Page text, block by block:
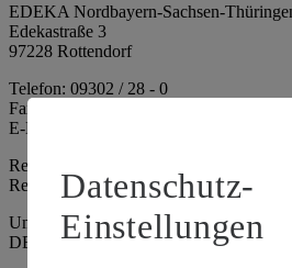
EDEKA Nordbayern-Sachsen-
Edekastraße 3
97228 Rottendorf
Telefon: 09302 / 28 - 0
Fax: 09302 / 28 - 214
E-Mail: info@edeka.de
Registergericht: Amtsgericht Würzburg
Registernummer: HRA 6164
Umsatzsteuer-Identifikationsnummer
DE261968694
Datenschutz-
Einstellungen